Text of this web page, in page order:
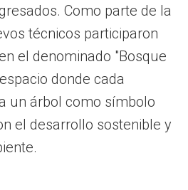
Como parte de la
técnicos participaron
el denominado "Bosque
donde cada
un árbol como símbolo
el desarrollo sostenible y